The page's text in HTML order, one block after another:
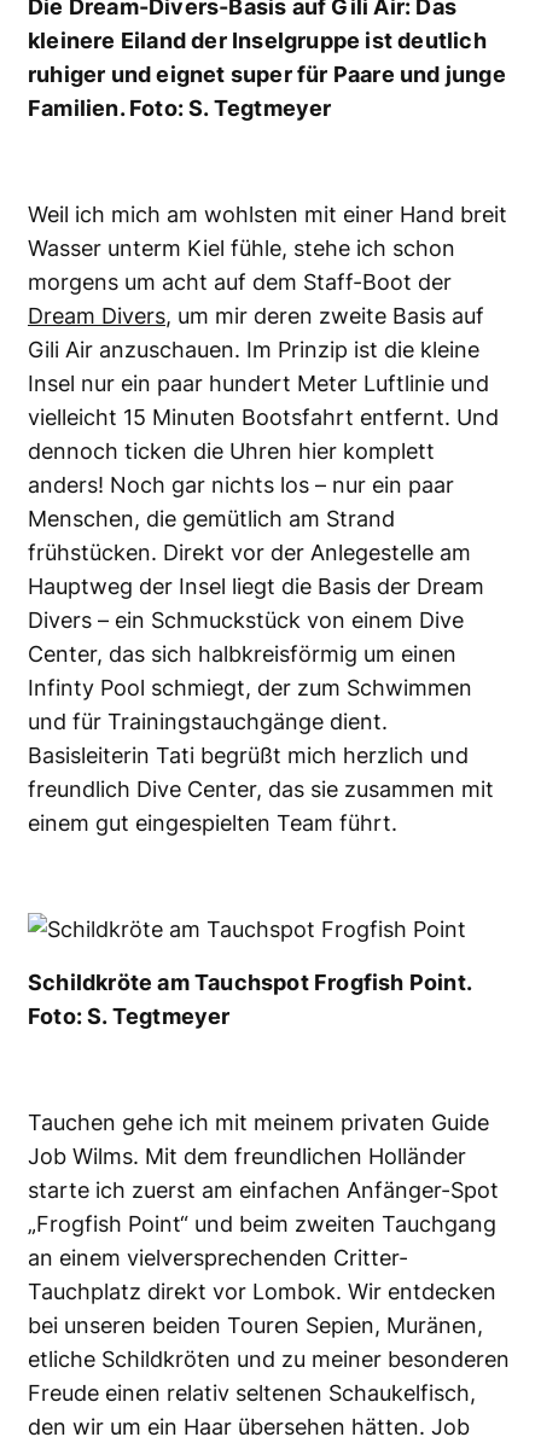
Die Dream-Divers-Basis auf Gili Air: Das
kleinere Eiland der Inselgruppe ist deutlich
ruhiger und eignet super für Paare und junge
Familien. Foto: S. Tegtmeyer
Weil ich mich am wohlsten mit einer Hand breit
Wasser unterm Kiel fühle, stehe ich schon
morgens um acht auf dem Staff-Boot der
Dream Divers, um mir deren zweite Basis auf
Gili Air anzuschauen. Im Prinzip ist die kleine
Insel nur ein paar hundert Meter Luftlinie und
vielleicht 15 Minuten Bootsfahrt entfernt. Und
dennoch ticken die Uhren hier komplett
anders! Noch gar nichts los – nur ein paar
Menschen, die gemütlich am Strand
frühstücken. Direkt vor der Anlegestelle am
Hauptweg der Insel liegt die Basis der Dream
Divers – ein Schmuckstück von einem Dive
Center, das sich halbkreisförmig um einen
Infinty Pool schmiegt, der zum Schwimmen
und für Trainingstauchgänge dient.
Basisleiterin Tati begrüßt mich herzlich und
freundlich Dive Center, das sie zusammen mit
einem gut eingespielten Team führt.
Schildkröte am Tauchspot Frogfish Point.
Foto: S. Tegtmeyer
Tauchen gehe ich mit meinem privaten Guide
Job Wilms. Mit dem freundlichen Holländer
starte ich zuerst am einfachen Anfänger-Spot
„Frogfish Point“ und beim zweiten Tauchgang
an einem vielversprechenden Critter-
Tauchplatz direkt vor Lombok. Wir entdecken
bei unseren beiden Touren Sepien, Muränen,
etliche Schildkröten und zu meiner besonderen
Freude einen relativ seltenen Schaukelfisch,
den wir um ein Haar übersehen hätten. Job